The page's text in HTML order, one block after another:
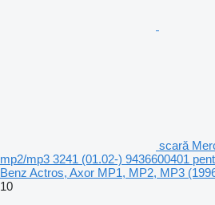
scară
mp2/mp3 3241 (01.02-) 9436600401
Benz Actros, Axor MP1, MP2, MP3
10